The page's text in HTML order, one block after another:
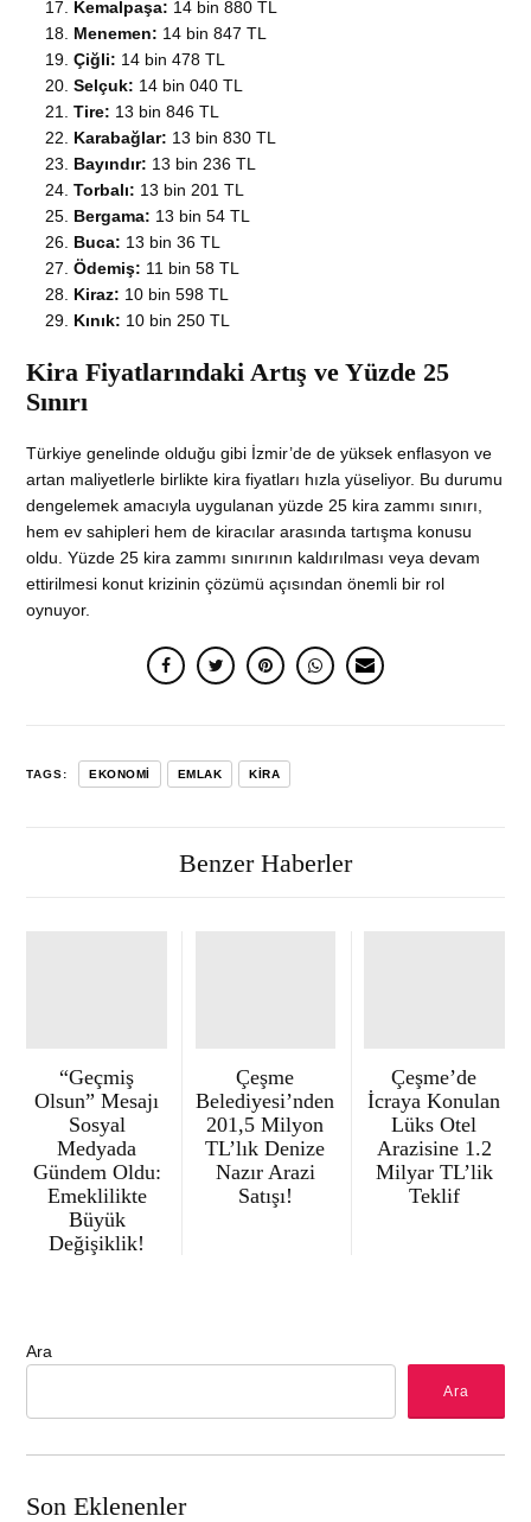
Kemalpaşa: 14 bin 880 TL
Menemen: 14 bin 847 TL
Çiğli: 14 bin 478 TL
Selçuk: 14 bin 040 TL
Tire: 13 bin 846 TL
Karabağlar: 13 bin 830 TL
Bayındır: 13 bin 236 TL
Torbalı: 13 bin 201 TL
Bergama: 13 bin 54 TL
Buca: 13 bin 36 TL
Ödemiş: 11 bin 58 TL
Kiraz: 10 bin 598 TL
Kınık: 10 bin 250 TL
Kira Fiyatlarındaki Artış ve Yüzde 25
Sınırı
Türkiye genelinde olduğu gibi İzmir’de de yüksek enflasyon ve
artan maliyetlerle birlikte kira fiyatları hızla yüseliyor. Bu durumu
dengelemek amacıyla uygulanan yüzde 25 kira zammı sınırı,
hem ev sahipleri hem de kiracılar arasında tartışma konusu
oldu. Yüzde 25 kira zammı sınırının kaldırılması veya devam
ettirilmesi konut krizinin çözümü açısından önemli bir rol
oynuyor.
TAGS: EKONOMI EMLAK KIRA
Benzer Haberler
“Geçmiş
Olsun” Mesajı
Sosyal
Medyada
Gündem Oldu:
Emeklilikte
Büyük
Değişiklik!
Çeşme
Belediyesi’nden
201,5 Milyon
TL’lık Denize
Nazır Arazi
Satışı!
Çeşme’de
İcraya Konulan
Lüks Otel
Arazisine 1.2
Milyar TL’lik
Teklif
Ara
Ara
Son Eklenenler